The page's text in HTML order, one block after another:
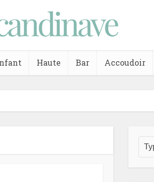
Haute Bar Accoudoir